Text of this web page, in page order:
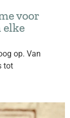
voor
elke
op. Van
tot